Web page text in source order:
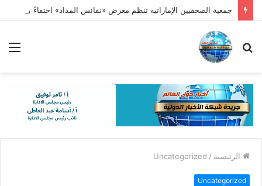
بحث
الرئيسية /
Uncategorized
Uncategorized